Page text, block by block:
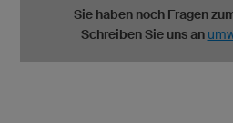
Sie haben noch Fragen
Schreiben Sie uns an